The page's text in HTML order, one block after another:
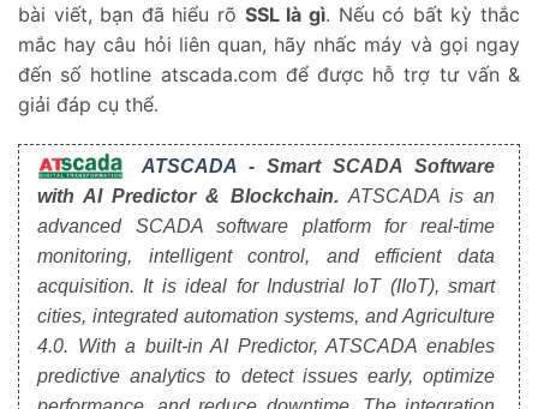
bài viết, bạn đã hiểu rõ SSL là gì. Nếu có bất kỳ thắc
mắc hay câu hỏi liên quan, hãy nhấc máy và gọi ngay
đến số hotline atscada.com để được hỗ trợ tư vấn &
giải đáp cụ thể.
ATSCADA - Smart SCADA Software
with AI Predictor & Blockchain. ATSCADA is an
advanced SCADA software platform for real-time
monitoring, intelligent control, and efficient data
acquisition. It is ideal for Industrial IoT (IIoT), smart
cities, integrated automation systems, and Agriculture
4.0. With a built-in AI Predictor, ATSCADA enables
predictive analytics to detect issues early, optimize